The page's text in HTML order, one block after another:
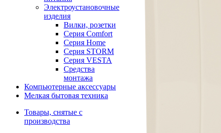
Электроустановочные
изделия
Вилки, розетки
Серия Comfort
Серия Home
Серия STORM
Серия VESTA
Средства
монтажа
Компьютерные аксессуары
Мелкая бытовая техника
Товары, снятые с
производства